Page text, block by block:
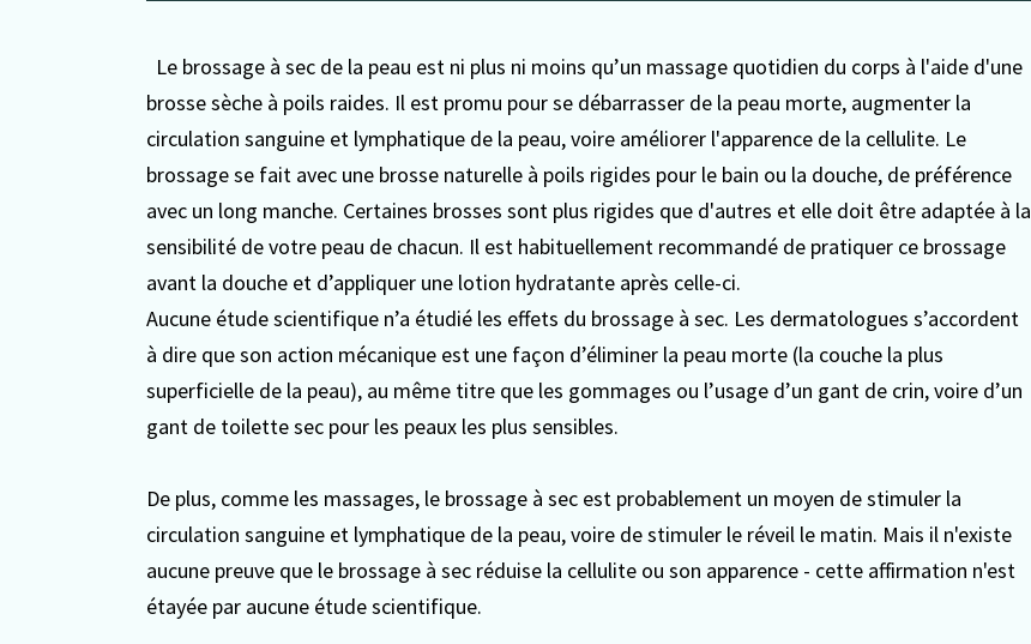
Le brossage à sec de la peau est ni plus ni moins qu’un massage quotidien du corps à l'aide d'une
brosse sèche à poils raides. Il est promu pour se débarrasser de la peau morte, augmenter la
circulation sanguine et lymphatique de la peau, voire améliorer l'apparence de la cellulite. Le
brossage se fait avec une brosse naturelle à poils rigides pour le bain ou la douche, de préférence
avec un long manche. Certaines brosses sont plus rigides que d'autres et elle doit être adaptée à la
sensibilité de votre peau de chacun. Il est habituellement recommandé de pratiquer ce brossage
avant la douche et d’appliquer une lotion hydratante après celle-ci.
Aucune étude scientifique n’a étudié les effets du brossage à sec. Les dermatologues s’accordent
à dire que son action mécanique est une façon d’éliminer la peau morte (la couche la plus
superficielle de la peau), au même titre que les gommages ou l’usage d’un gant de crin, voire d’un
gant de toilette sec pour les peaux les plus sensibles.
De plus, comme les massages, le brossage à sec est probablement un moyen de stimuler la
circulation sanguine et lymphatique de la peau, voire de stimuler le réveil le matin. Mais il n'existe
aucune preuve que le brossage à sec réduise la cellulite ou son apparence - cette affirmation n'est
étayée par aucune étude scientifique.